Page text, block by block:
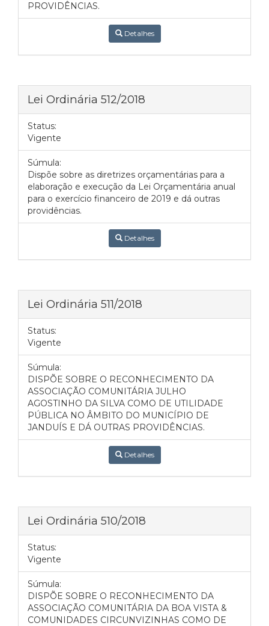
PROVIDÊNCIAS.
Detalhes
Lei Ordinária 512/2018
Status:
Vigente
Súmula:
Dispõe sobre as diretrizes orçamentárias para a
elaboração e execução da Lei Orçamentária anual
para o exercício financeiro de 2019 e dá outras
providências.
Detalhes
Lei Ordinária 511/2018
Status:
Vigente
Súmula:
DISPÕE SOBRE O RECONHECIMENTO DA
ASSOCIAÇÃO COMUNITÁRIA JULHO
AGOSTINHO DA SILVA COMO DE UTILIDADE
PÚBLICA NO ÂMBITO DO MUNICÍPIO DE
JANDUÍS E DÁ OUTRAS PROVIDÊNCIAS.
Detalhes
Lei Ordinária 510/2018
Status:
Vigente
Súmula:
DISPÕE SOBRE O RECONHECIMENTO DA
ASSOCIAÇÃO COMUNITÁRIA DA BOA VISTA &
COMUNIDADES CIRCUNVIZINHAS COMO DE